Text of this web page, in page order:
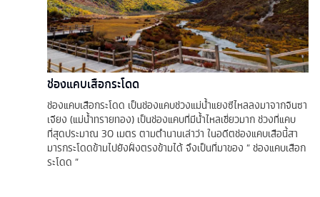
ช่องแคบเสือกระโดด
ช่องแคบเสือกระโดด เป็นช่องแคบช่วงแม่น้ำแยงซีไหลลงมาจากจินซา
เจียง (แม่น้ำทรายทอง) เป็นช่องแคบที่มีน้ำไหลเชี่ยวมาก ช่วงที่แคบ
ที่สุดประมาณ 30 เมตร ตามตำนานเล่าว่า ในอดีตช่องแคบเสือนี้สา
มารกระโดดข้ามไปยังฝั่งตรงข้ามได้ จึงเป็นที่มาของ “ ช่องแคบเสือก
ระโดด ”